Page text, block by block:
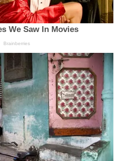
We Saw In Movies
Brainberries